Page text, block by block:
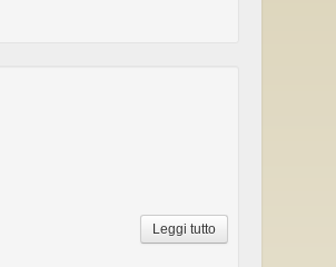
Leggi tutto